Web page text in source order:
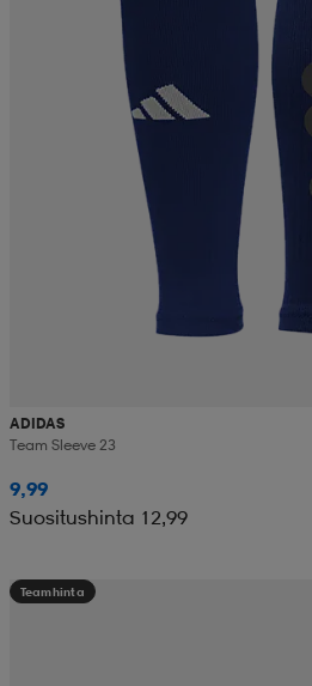
ADIDAS
Team Sleeve 23
9,99
Suositushinta 12,99
Teamhinta